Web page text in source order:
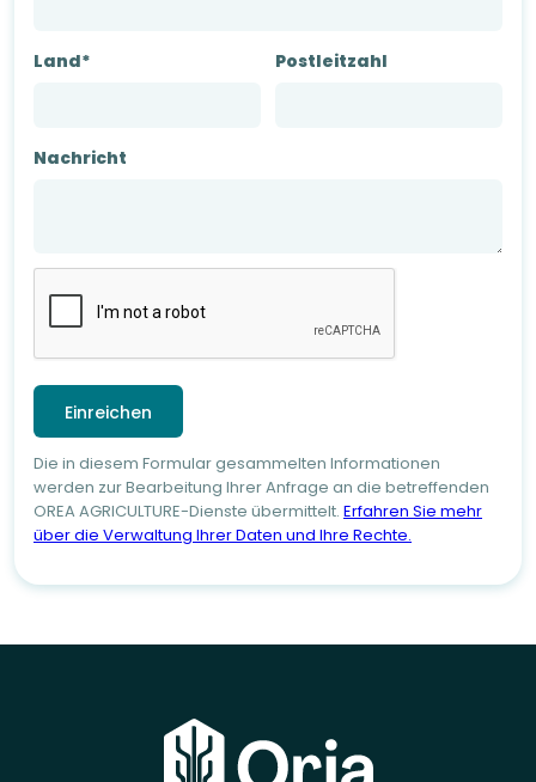
Land* Postleitzahl
Nachricht
Die in diesem Formular gesammelten Informationen
werden zur Bearbeitung Ihrer Anfrage an die betreffenden
OREA AGRICULTURE-Dienste übermittelt. Erfahren Sie mehr
über die Verwaltung Ihrer Daten und Ihre Rechte.